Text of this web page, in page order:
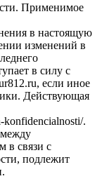
Применимое
в настоящую
изменений в
в силу с
если иное
Действующая
konfidencialnosti/.
в связи с
подлежит